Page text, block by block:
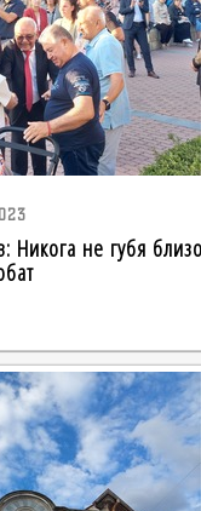
Никога не губя